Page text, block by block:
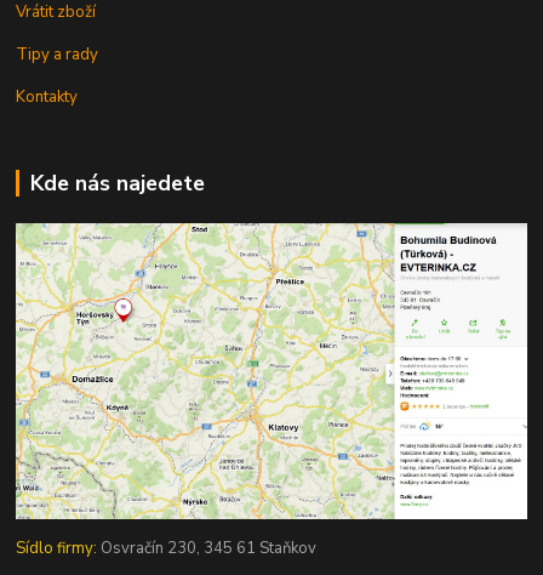
Vrátit zboží
Tipy a rady
Kontakty
Kde nás najedete
Sídlo firmy: Osvračín 230, 345 61 Staňkov